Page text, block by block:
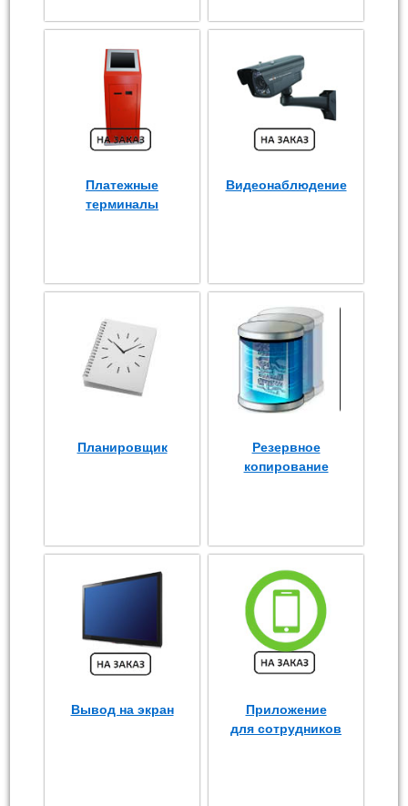
Платежные
терминалы
Видеонаблюдение
Планировщик
Резервное
копирование
Вывод на экран
Приложение
для сотрудников